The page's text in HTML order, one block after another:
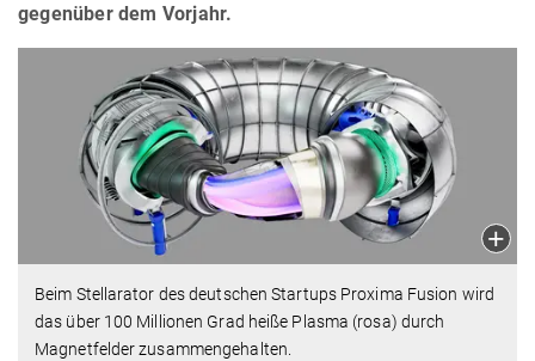
gegenüber dem Vorjahr.
Beim Stellarator des deutschen Startups Proxima Fusion wird
das über 100 Millionen Grad heiße Plasma (rosa) durch
Magnetfelder zusammengehalten.